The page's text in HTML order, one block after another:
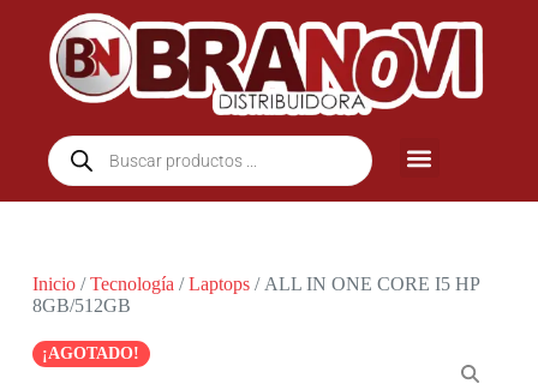
Inicio/Tecnología /Laptops/ ALL IN ONE CORE I5 HP
8GB/512GB
¡AGOTADO!